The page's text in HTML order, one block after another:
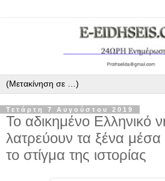
Τετάρτη 7 Αυγούστου 2019
Το αδικημένο Ελληνικό
λατρεύουν τα ξένα
το στίγμα της ιστορίας